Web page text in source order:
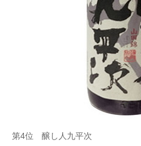
第4位 醸し人九平次